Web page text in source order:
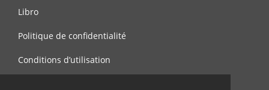
Libro
Politique de confidentialité
Conditions d’utilisation